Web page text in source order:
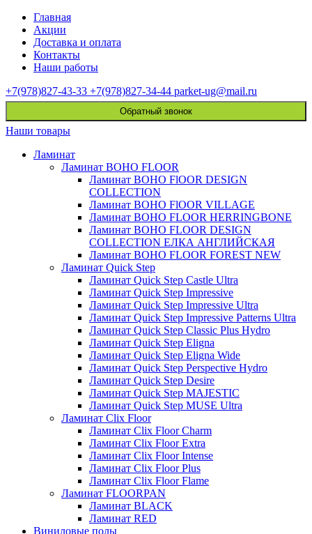
Главная
Акции
Доставка и оплата
Контакты
Наши работы
+7(978)827-43-33 +7(978)827-34-44 parket-ug@mail.ru
Обратный звонок
Наши товары
Ламинат
Ламинат BOHO FLOOR
Ламинат BOHO FlOOR DESIGN
COLLECTION
Ламинат BOHO FlOOR VILLAGE
Ламинат BOHO FLOOR HERRINGBONE
Ламинат BOHO FLOOR DESIGN
COLLECTION ЕЛКА АНГЛИЙСКАЯ
Ламинат BOHO FLOOR FOREST NEW
Ламинат Quick Step
Ламинат Quick Step Castle Ultra
Ламинат Quick Step Impressive
Ламинат Quick Step Impressive Ultra
Ламинат Quick Step Impressive Patterns Ultra
Ламинат Quick Step Classic Plus Hydro
Ламинат Quick Step Eligna
Ламинат Quick Step Eligna Wide
Ламинат Quick Step Perspective Hydro
Ламинат Quick Step Desire
Ламинат Quick Step MAJESTIC
Ламинат Quick Step MUSE Ultra
Ламинат Clix Floor
Ламинат Clix Floor Charm
Ламинат Clix Floor Extra
Ламинат Clix Floor Intense
Ламинат Clix Floor Plus
Ламинат Clix Floor Flame
Ламинат FLOORPAN
Ламинат BLACK
Ламинат RED
Виниловые полы